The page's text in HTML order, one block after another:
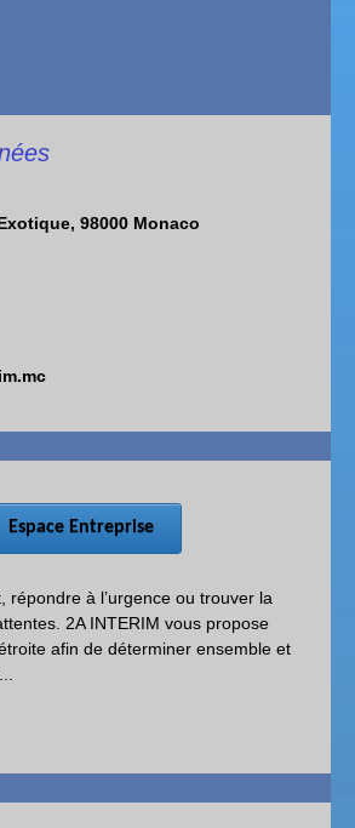
98000 Monaco
Espace Entreprise
répondre à l’urgence ou trouver la
2A INTERIM vous propose
afin de déterminer ensemble et